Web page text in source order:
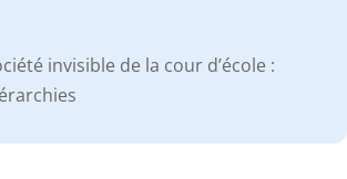
invisible de la cour d’école :